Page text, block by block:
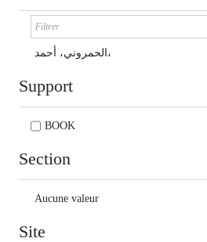
الحمروني، أحمد،
Support
BOOK
Section
Aucune valeur
Site